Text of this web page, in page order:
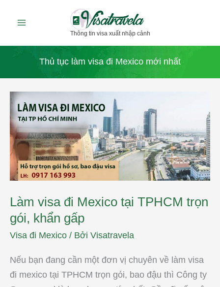
dung
Thông tin visa xuất nhập cảnh
Thủ tục làm visa đi Mexico mới nhất
Làm visa đi Mexico tại TPHCM trọn
gói, khẩn gấp
Visa đi Mexico / Bởi Visatravela
Nếu bạn đang cần một đơn vị chuyên về làm visa
đi mexico tại TPHCM trọn gói, bao đậu thì Công ty
Làm
visa
đi
Mexico
tại
TPHCM
trọn
gói,
khẩn
gấp